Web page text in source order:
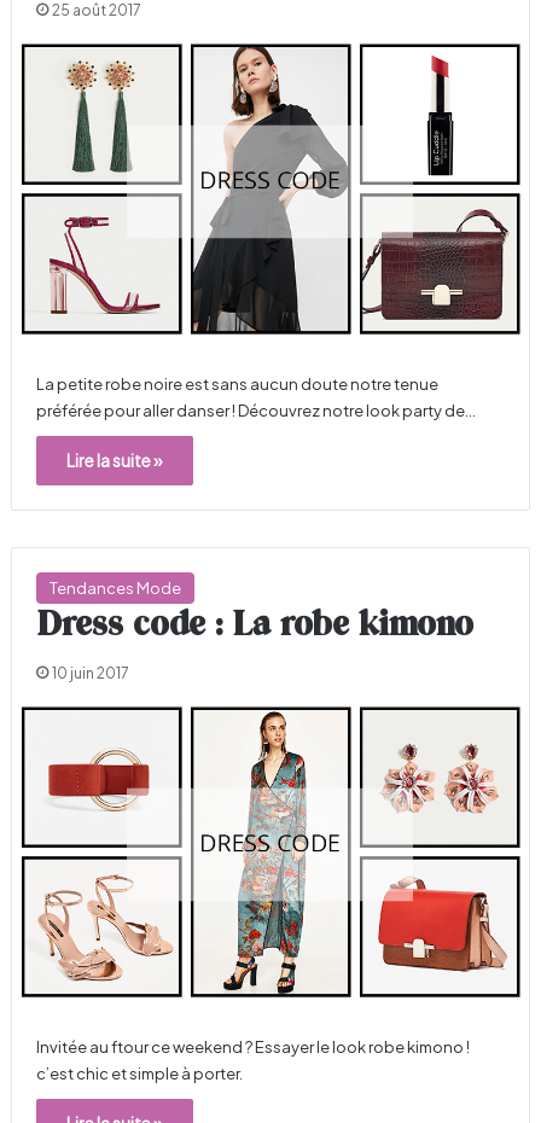
25 août 2017
La petite robe noire est sans aucun doute notre tenue
préférée pour aller danser ! Découvrez notre look party de…
Lire la suite »
Tendances Mode
Dress code : La robe kimono
10 juin 2017
Invitée au ftour ce weekend ? Essayer le look robe kimono !
c’est chic et simple à porter.